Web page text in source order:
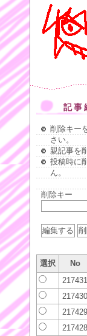
記事
削除キー
さい。
親記事を
投稿時に
ん。
削除キー
選択 No
217431
217430
217429
217428